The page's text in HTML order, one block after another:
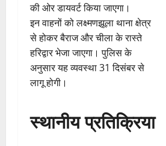
की ओर डायवर्ट किया जाएगा।
इन वाहनों को लक्ष्मणझूला थाना क्षेत्र
से होकर बैराज और चीला के रास्ते
हरिद्वार भेजा जाएगा। पुलिस के
अनुसार यह व्यवस्था 31 दिसंबर से
लागू होगी।
स्थानीय प्रतिक्रिया